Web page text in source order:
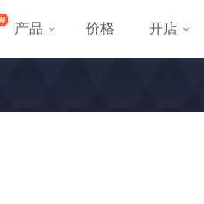
产品 价格 开店